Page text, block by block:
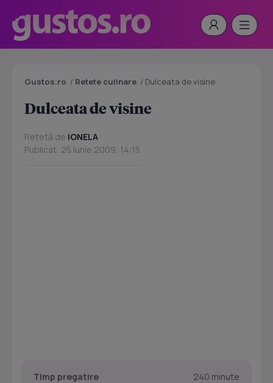
Gustos.ro / Retete culinare / Dulceata de visine
Dulceata de visine
Rețetă de IONELA
Publicat: 25 Iunie 2009, 14:15
Timp pregatire
240 minute